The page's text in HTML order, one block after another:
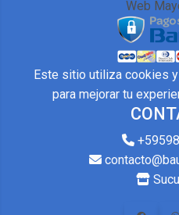
Web
Este sitio utiliza cookies
para mejorar tu